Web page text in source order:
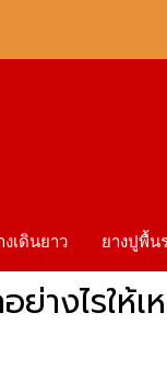
เดินยาว ยางปูพื้น
างไรให้เ